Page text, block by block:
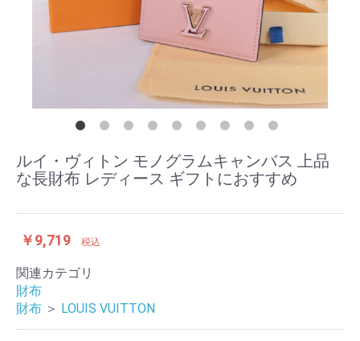
ルイ・ヴィトン モノグラムキャンバス 上品
な長財布 レディース ギフトにおすすめ
￥9,719 税込
関連カテゴリ
財布
財布 ＞ LOUIS VUITTON